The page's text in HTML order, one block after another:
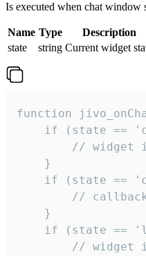
Is executed when chat window
Name Type
Description
state
string Current widget
function
if (state ==
// widget
    }
if (state ==
//
    }
if (state ==
// widget